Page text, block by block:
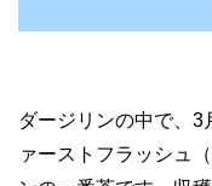
ダージリンの中で、3
ァーストフラッシュ